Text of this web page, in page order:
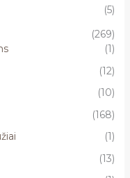
(5)
(269)
(1)
(12)
(10)
(168)
(1)
(13)